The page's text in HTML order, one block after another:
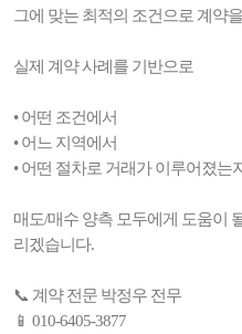
그에 맞는 최적의 조건으로 계약
실제 계약 사례를 기반으로
• 어떤 조건에서
• 어느 지역에서
• 어떤 절차로 거래가 이루어졌는지
매도/매수 양측 모두에게 도움이
리겠습니다.
📞 계약 전문 박정우 전무
📱 010-6405-3877